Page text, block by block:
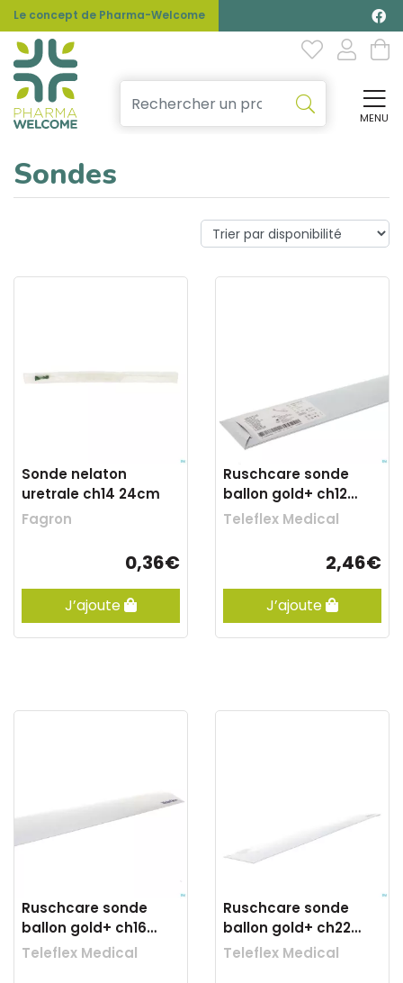
Le concept de Pharma-Welcome
MENU
Sondes
Sonde nelaton
uretrale ch14 24cm
Fagron
0,36€
J’ajoute
Ruschcare sonde
ballon gold+ ch12
40cm 850002
Teleflex Medical
2,46€
J’ajoute
Ruschcare sonde
ballon gold+ ch16
40cm 850002
Teleflex Medical
Ruschcare sonde
ballon gold+ ch22
40cm 850002
Teleflex Medical